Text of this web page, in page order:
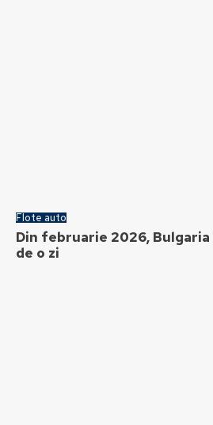
Flote auto
Din februarie 2026,
de o zi